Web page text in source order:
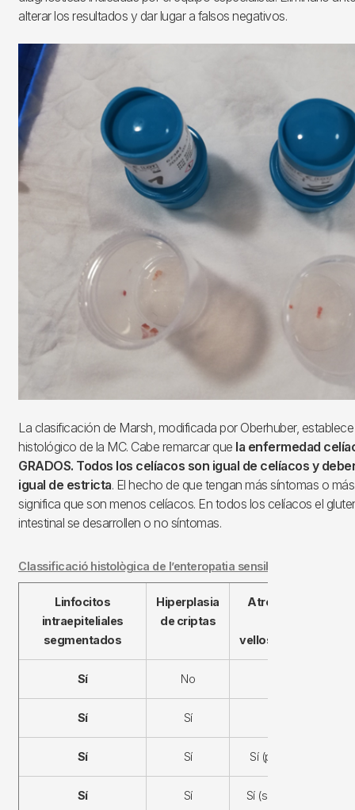
alterar los resultados y dar lugar a falsos negativos.
La clasificación de Marsh, modificada por Oberhuber,
histológico de la MC. Cabe remarcar que la enfermedad
GRADOS. Todos los celíacos son igual de celíacos y
igual de estricta. El hecho de que tengan más síntomas o
significa que son menos celíacos. En todos los celíacos el
intestinal se desarrollen o no síntomas.
Classificació histològica de l’enteropatia sensible al gluten
Linfocitos
intraepiteliales
segmentados
Hiperplasia
de criptas
Atrofia de
vellosidades
Sí No
Sí Sí
Sí Sí Sí (parcial)
Sí Sí Sí (subtotal)